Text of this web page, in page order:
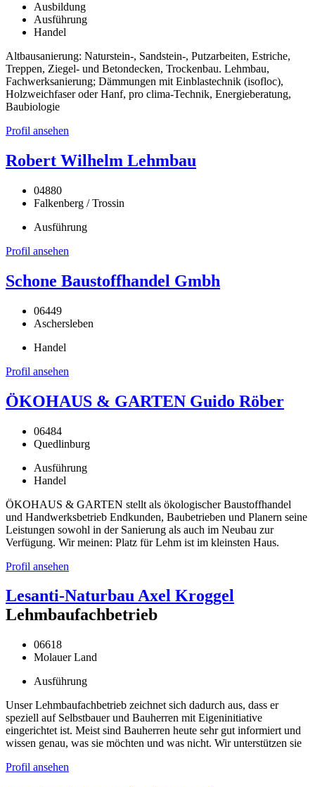
Ausbildung
Ausführung
Handel
Altbausanierung: Naturstein-, Sandstein-, Putzarbeiten, Estriche,
Treppen, Ziegel- und Betondecken, Trockenbau. Lehmbau,
Fachwerksanierung; Dämmungen mit Einblastechnik (isofloc),
Holzweichfaser oder Hanf, pro clima-Technik, Energieberatung,
Baubiologie
Profil ansehen
Robert Wilhelm Lehmbau
04880
Falkenberg / Trossin
Ausführung
Profil ansehen
Schone Baustoffhandel Gmbh
06449
Aschersleben
Handel
Profil ansehen
ÖKOHAUS & GARTEN Guido Röber
06484
Quedlinburg
Ausführung
Handel
ÖKOHAUS & GARTEN stellt als ökologischer Baustoffhandel
und Handwerksbetrieb Endkunden, Baubetrieben und Planern seine
Leistungen sowohl in der Sanierung als auch im Neubau zur
Verfügung. Wir meinen: Platz für Lehm ist im kleinsten Haus.
Profil ansehen
Lesanti-Naturbau Axel Kroggel
Lehmbaufachbetrieb
06618
Molauer Land
Ausführung
Unser Lehmbaufachbetrieb zeichnet sich dadurch aus, dass er
speziell auf Selbstbauer und Bauherren mit Eigeninitiative
eingerichtet ist. Meist sind Bauherren heute sehr gut informiert und
wissen genau, was sie möchten und was nicht. Wir unterstützen sie
Profil ansehen